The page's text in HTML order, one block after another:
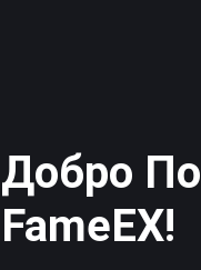
Добро
FameEX!